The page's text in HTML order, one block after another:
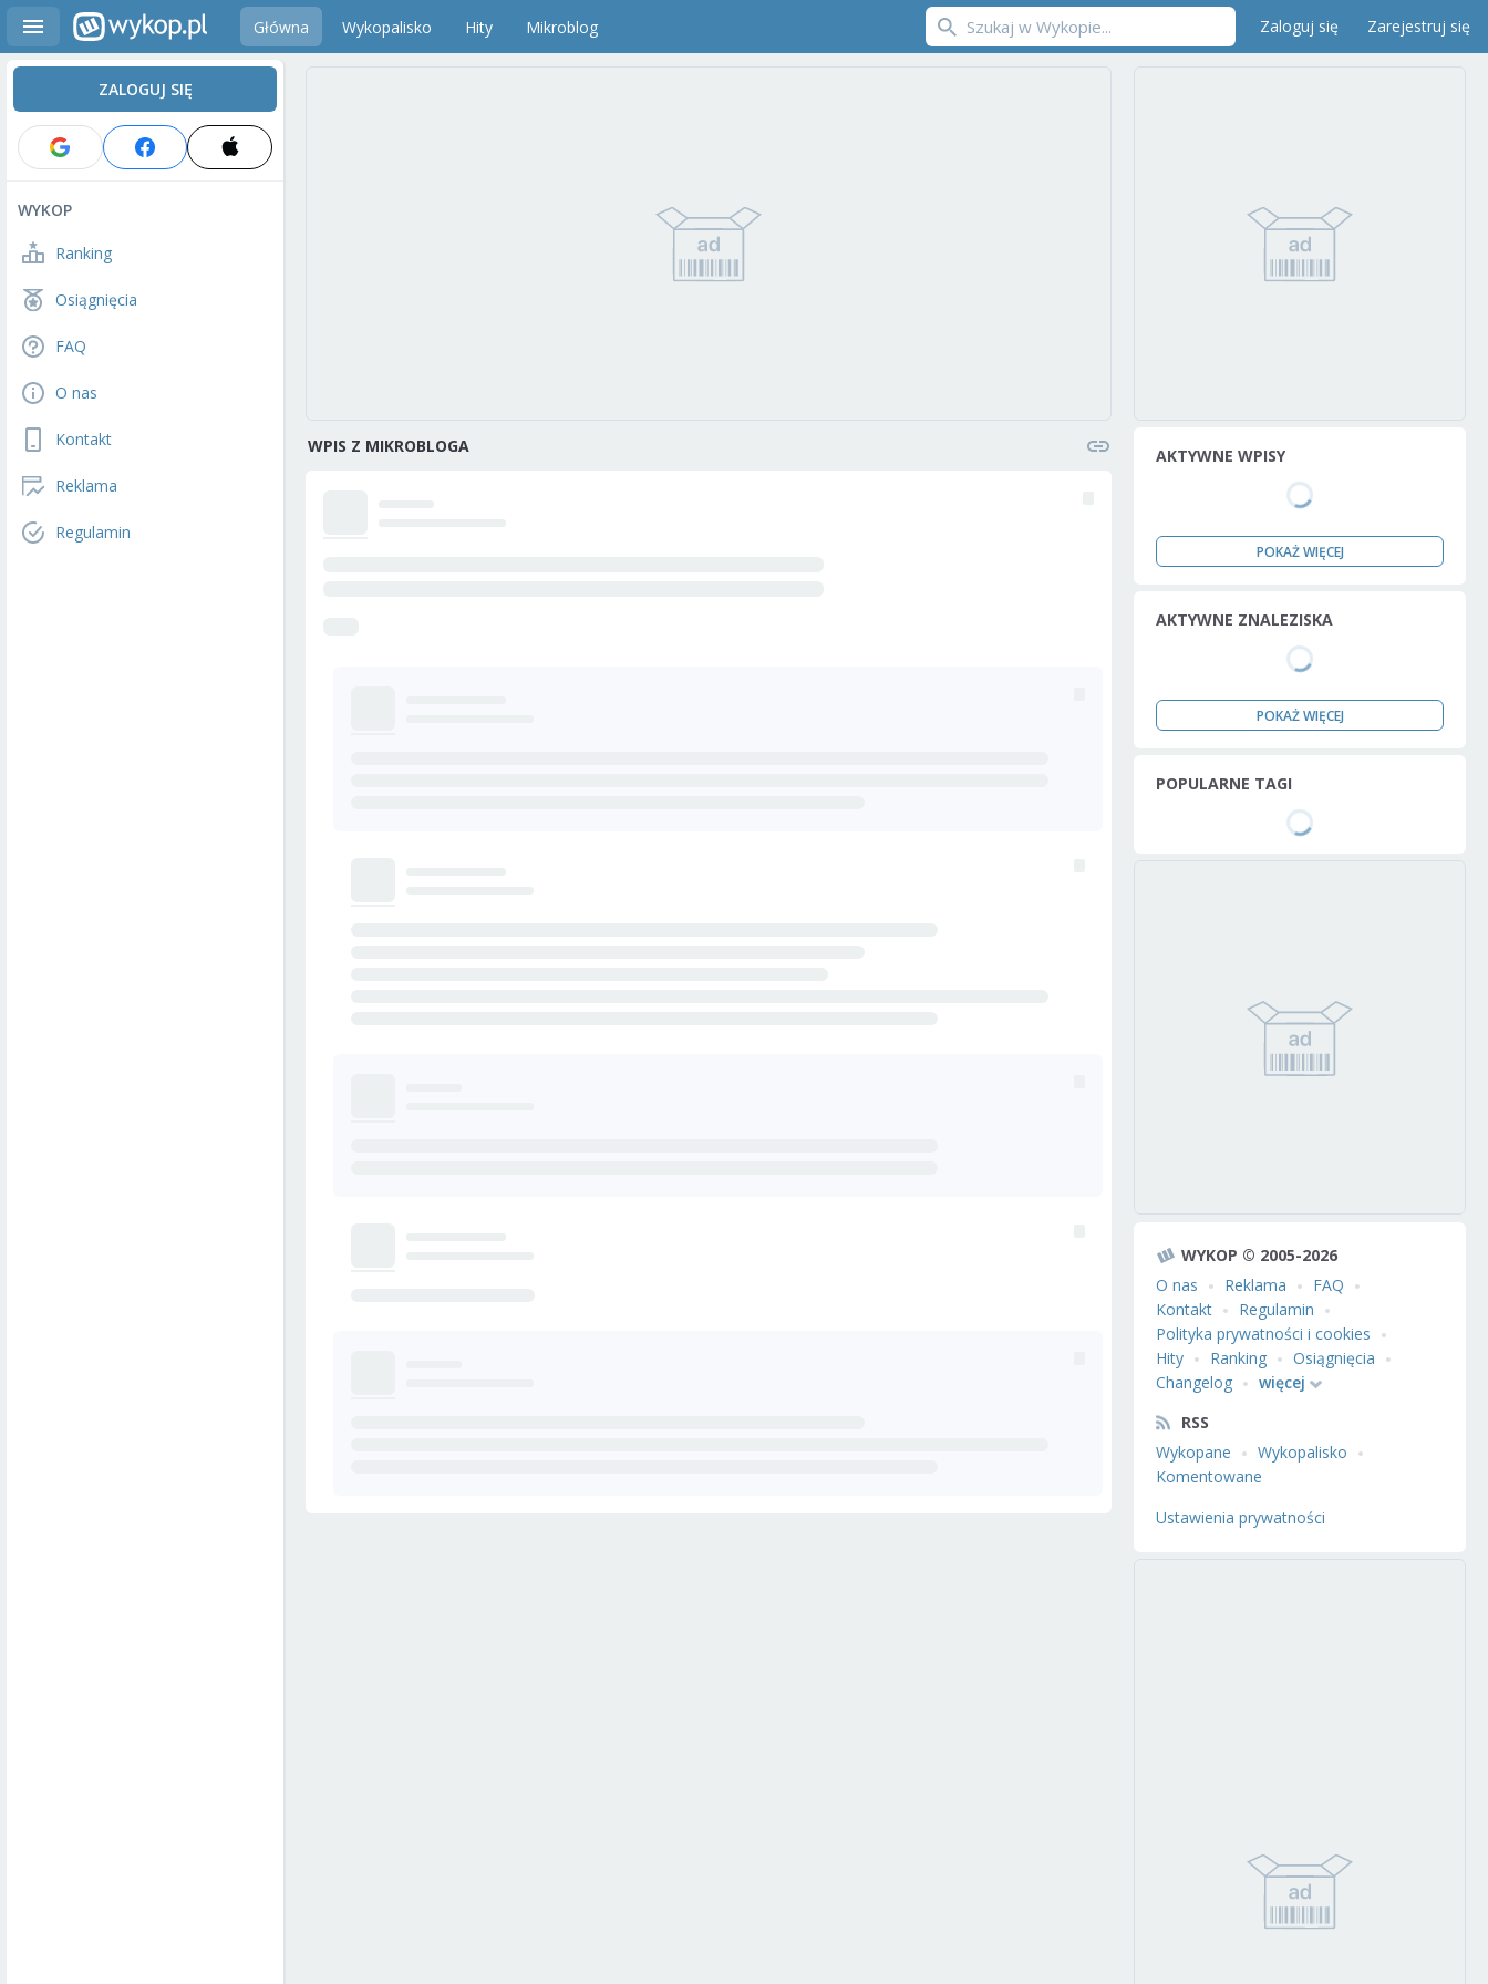
Główna Wykopalisko Hity Mikroblog Zaloguj się Zarejestruj się
ZALOGUJ SIĘ
WYKOP
Ranking
Osiągnięcia
FAQ
O nas
Kontakt
Reklama
Regulamin
WPIS Z MIKROBLOGA AKTYWNE WPISY
POKAŻ WIĘCEJ
AKTYWNE ZNALEZISKA
POKAŻ WIĘCEJ
POPULARNE TAGI
WYKOP © 2005-2026
O nas
Reklama
FAQ
Kontakt
Regulamin
Polityka prywatności i cookies
Hity
Ranking
Osiągnięcia
Changelog
więcej
RSS
Wykopane
Wykopalisko
Komentowane
Ustawienia prywatności